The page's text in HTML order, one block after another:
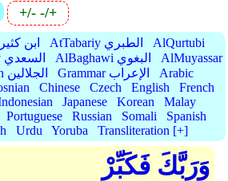
+/--/+
IbnKathir ابن كثير AtTabariy الطبري
AlQurtubi
AsSaadiyy السعدي AlBaghawi البغوي
AlMuyassar
AlJalalain الجلالين Grammar الإعراب
Arabic
Chinese Czech English
French
Japanese Korean
Malay
Portuguese Russian Somali
Spanish
Urdu Yoruba Transliteration [+]
وَرَبَّكَ فَكَبِّرْ